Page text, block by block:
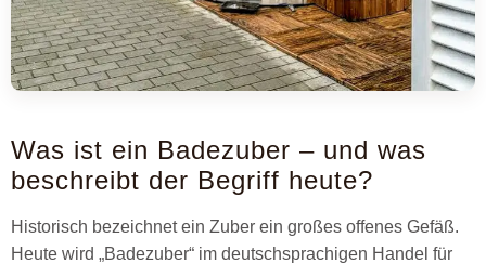
Was ist ein Badezuber – und was
beschreibt der Begriff heute?
Historisch bezeichnet ein Zuber ein großes offenes Gefäß.
Heute wird „Badezuber“ im deutschsprachigen Handel für